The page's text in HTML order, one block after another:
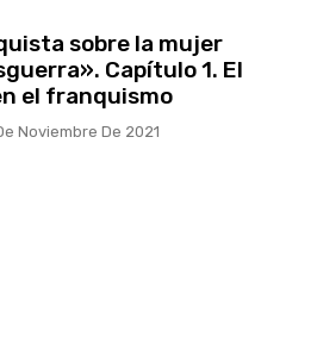
sobre la mujer
Capítulo 1. El
el franquismo
Noviembre De 2021